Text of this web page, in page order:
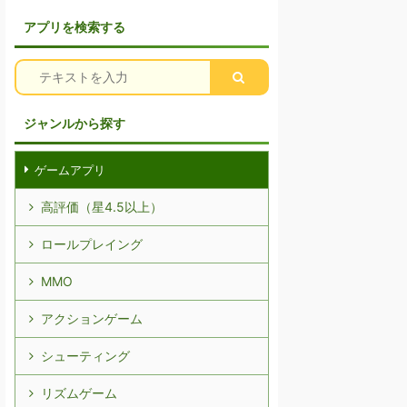
アプリを検索する
ジャンルから探す
ゲームアプリ
高評価（星4.5以上）
ロールプレイング
MMO
アクションゲーム
シューティング
リズムゲーム